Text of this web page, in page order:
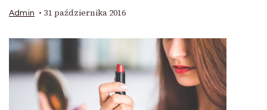
Admin 31 października 2016